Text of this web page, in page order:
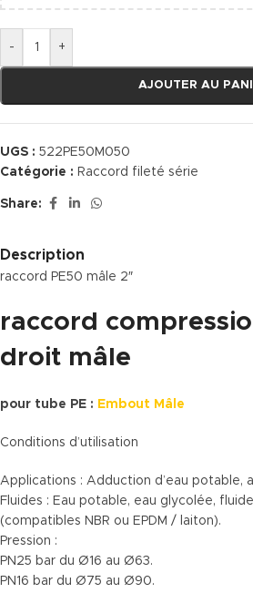
- +
AJOUTER AU
UGS : 522PE50M050
Catégorie : Raccord fileté série
Share:
Description
raccord PE50 mâle 2″
raccord
droit mâle
pour tube PE : Embout Mâle
Conditions d’utilisation
Applications : Adduction d’eau potable,
Fluides : Eau potable, eau glycolée,
(compatibles NBR ou EPDM / laiton).
Pression :
PN25 bar du Ø16 au Ø63.
PN16 bar du Ø75 au Ø90.